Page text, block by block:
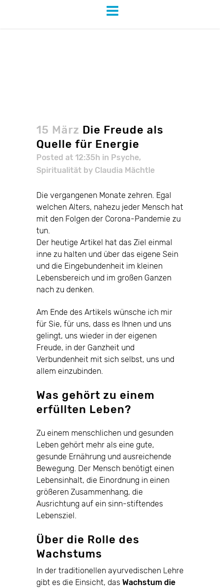
Die Freude als Quelle für
15 März Die Freude als
Quelle für Energie
Posted at 12:35h in Psyche,
Spiritualität by Claudia Mächtle
Die vergangenen Monate zehren. Egal
welchen Alters, nahezu jeder Mensch hat
mit den Folgen der Corona-Pandemie zu
tun.
Der heutige Artikel hat das Ziel einmal
inne zu halten und über das eigene Sein
und die Eingebundenheit im kleinen
Lebensbereich und im großen Ganzen
nach zu denken.
Am Ende des Artikels wünsche ich mir
für Sie, für uns, dass es Ihnen und uns
gelingt, uns wieder in der eigenen
Freude, in der Ganzheit und
Verbundenheit mit sich selbst, uns und
allem einzubinden.
Was gehört zu einem
erfüllten Leben?
Zu einem menschlichen und gesunden
Leben gehört mehr als eine gute,
gesunde Ernährung und ausreichende
Bewegung. Der Mensch benötigt einen
Lebensinhalt, die Einordnung in einen
größeren Zusammenhang, die
Ausrichtung auf ein sinn-stiftendes
Lebensziel.
Über die Rolle des
Wachstums
In der traditionellen ayurvedischen Lehre
gibt es die Einsicht, das Wachstum die